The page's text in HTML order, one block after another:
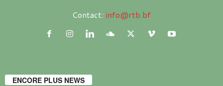
Contact: info@rtb.bf
ENCORE PLUS NEWS